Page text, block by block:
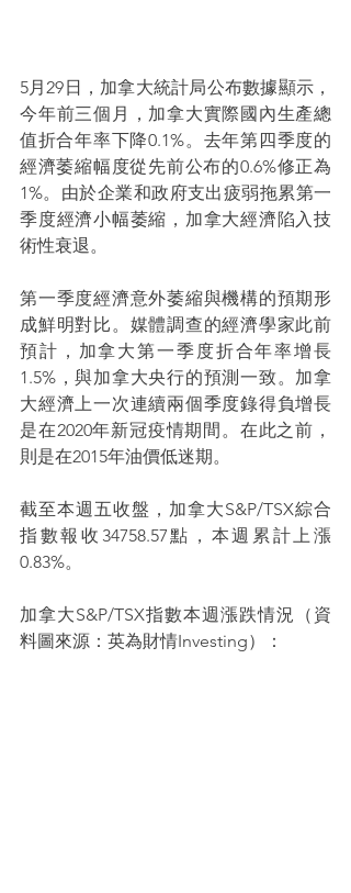
5月29日，加拿大統計局公布數據顯示，
今年前三個月，加拿大實際國內生產總
值折合年率下降0.1%。去年第四季度的
經濟萎縮幅度從先前公布的0.6%修正為
1%。由於企業和政府支出疲弱拖累第一
季度經濟小幅萎縮，加拿大經濟陷入技
術性衰退。
第一季度經濟意外萎縮與機構的預期形
成鮮明對比。媒體調查的經濟學家此前
預計，加拿大第一季度折合年率增長
1.5%，與加拿大央行的預測一致。加拿
大經濟上一次連續兩個季度錄得負增長
是在2020年新冠疫情期間。在此之前，
則是在2015年油價低迷期。
截至本週五收盤，加拿大S&P/TSX綜合
指數報收34758.57點，本週累計上漲
0.83%。
加拿大S&P/TSX指數本週漲跌情況（資
料圖來源：英為財情Investing）：